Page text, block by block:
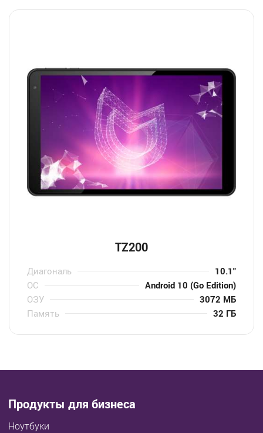
TZ200
Диагональ
10.1″
ОС
Android 10 (Go Edition)
ОЗУ
3072 МБ
Память
32 ГБ
Продукты для бизнеса
Ноутбуки